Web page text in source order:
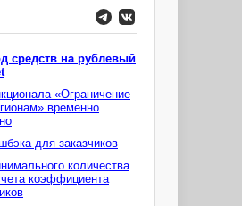
средств на рублевый
«Ограничение
временно
для заказчиков
количества
коэффициента